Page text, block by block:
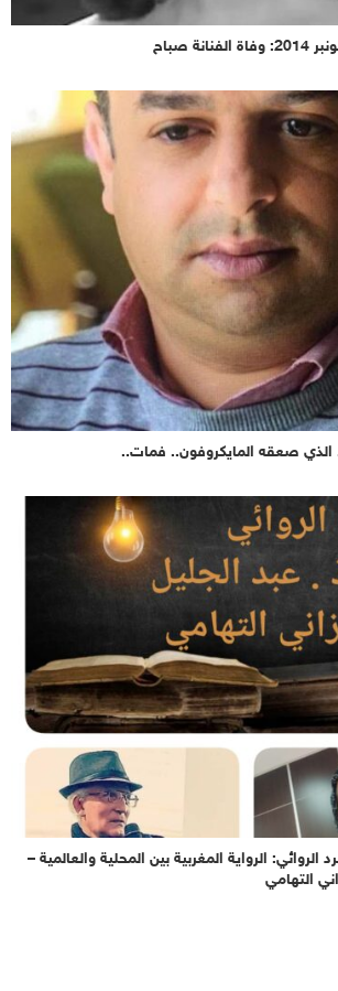
الذي صعقه المايكروفون.. فمات..
الرواية المغربية بين المحلية والعالمية –
التهامي